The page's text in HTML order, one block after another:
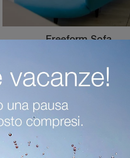
Freeform Sofa